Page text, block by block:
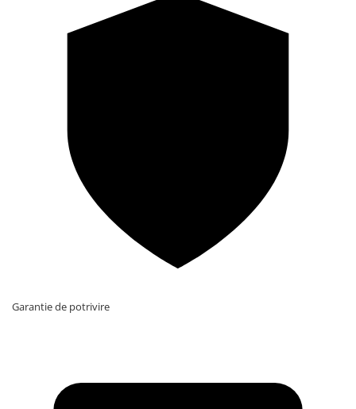
Garantie de potrivire